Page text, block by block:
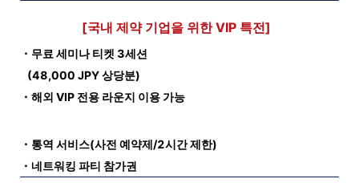
[국내 제약 기업을 위한 VIP 특전]
・무료 세미나 티켓 3세션
(48,000 JPY상당분)
・해외 VIP 전용 라운지 이용 가능
・통역 서비스(사전 예약제/2시간 제한)
・네트워킹 파티 참가권